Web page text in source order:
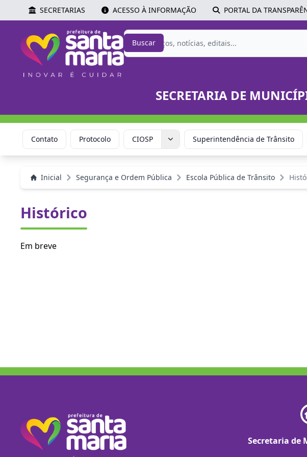
SECRETARIAS ACESSO À INFORMAÇÃO PORTAL DA
Buscar
SECRETARIA DE
Contato Protocolo CIOSP Superintendência de Trânsito
Inicial Segurança e Ordem Pública Escola Pública de Trânsito
Histórico
Em breve
Secretaria de